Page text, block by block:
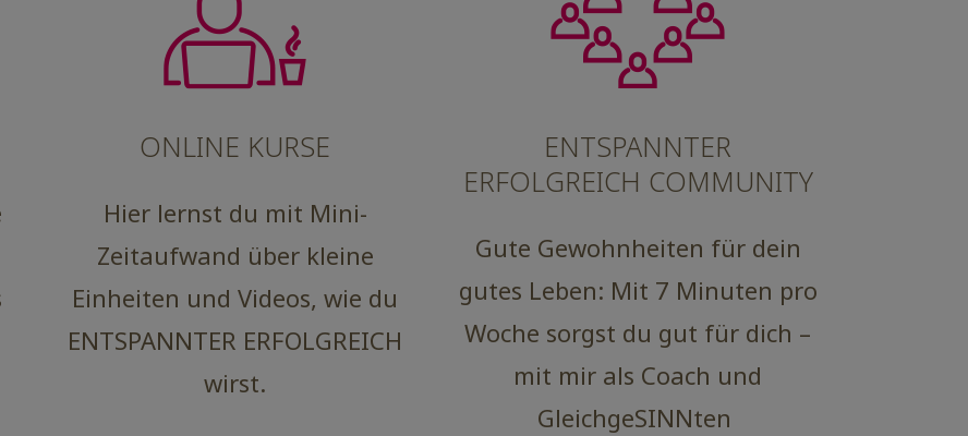
ONLINE KURSE
Hier lernst du mit Mini-
Zeitaufwand über kleine
Einheiten und Videos, wie du
ENTSPANNTER ERFOLGREICH
wirst.
ENTSPANNTER
ERFOLGREICH COMMUNITY
Gute Gewohnheiten für dein
gutes Leben: Mit 7 Minuten pro
Woche sorgst du gut für dich –
mit mir als Coach und
GleichgeSINNten